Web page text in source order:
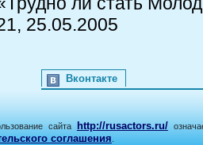
25.05.2005
Вконтакте
сайта http://rusactors.ru/
соглашения